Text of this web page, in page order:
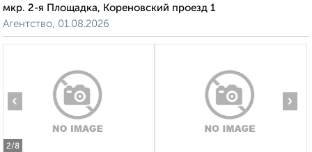
мкр. 2-я Площадка, Кореновский проезд 1
Агентство, 01.08.2026
2/8
‹ ›